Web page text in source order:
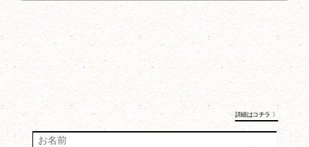
詳細はコチラ 〉